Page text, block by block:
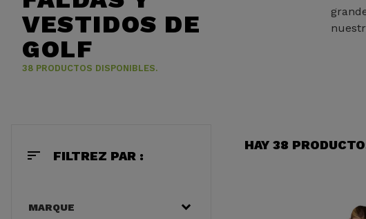
VESTIDOS DE
GOLF
38 PRODUCTOS DISPONIBLES.
sort FILTREZ PAR :
MARQUE
HAY 38